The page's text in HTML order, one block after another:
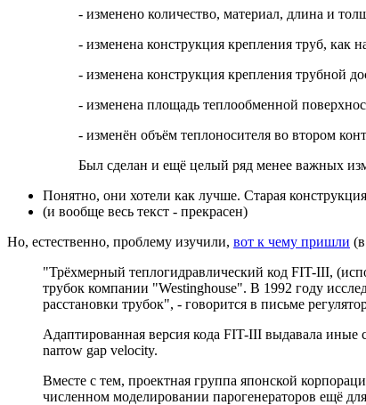
- изменено количество, материал, длина и
- изменена конструкция крепления труб, как
- изменена конструкция крепления трубной
- изменена площадь теплообменной
- изменён объём теплоносителя во втором
Был сделан и ещё целый ряд менее важных
Понятно, они хотели как лучше. Старая
(и вообще весь текст - прекрасен)
Но, естественно, проблему изучили, вот к чему пришли
"Трёхмерный теплогидравлический код FIT-III,
трубок компании "Westinghouse". В 1992 году
расстановки трубок", - говорится в письме
Адаптированная версия кода FIT-III выдавала иные
narrow gap velocity.
Вместе с тем, проектная группа японской
численном моделировании парогенераторов ещё